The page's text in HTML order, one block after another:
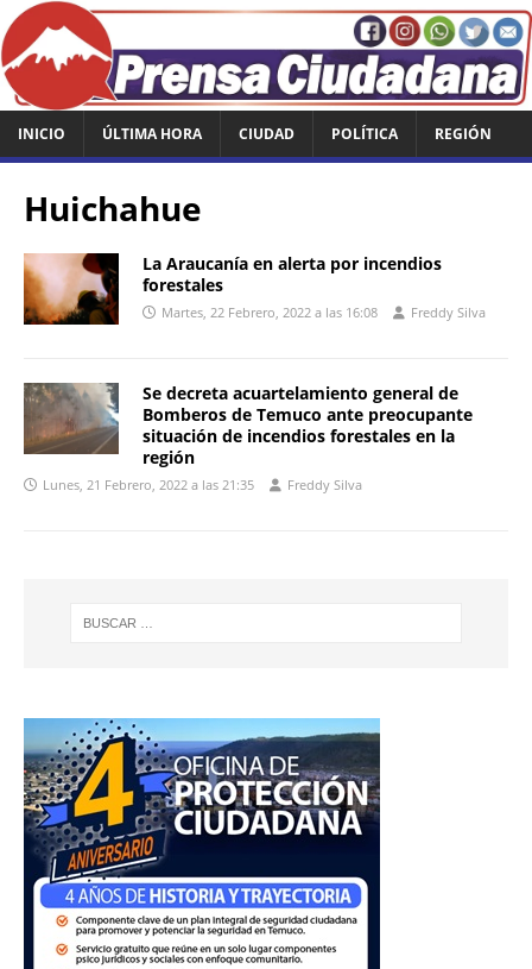
INICIO ÚLTIMA HORA CIUDAD POLÍTICA REGIÓN
Huichahue
La Araucanía en alerta por incendios
forestales
Martes, 22 Febrero, 2022 a las 16:08 Freddy Silva
Se decreta acuartelamiento general de
Bomberos de Temuco ante preocupante
situación de incendios forestales en la
región
Lunes, 21 Febrero, 2022 a las 21:35 Freddy Silva